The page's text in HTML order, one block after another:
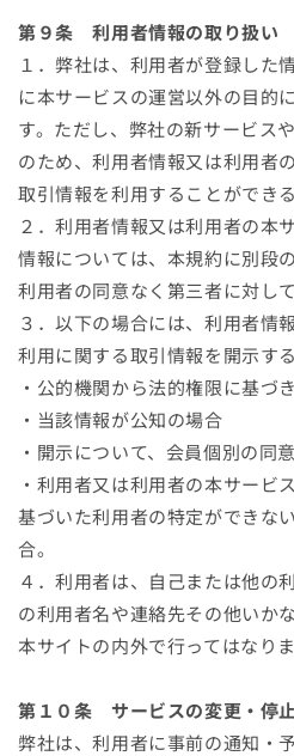
第９条 利用者情報の取り扱い
１．弊社は、利用者が登録した
に本サービスの運営以外の目的
す。ただし、弊社の新サービス
のため、利用者情報又は利用者
取引情報を利用することができ
２．利用者情報又は利用者の本
情報については、本規約に別段
利用者の同意なく第三者に対し
３．以下の場合には、利用者情
利用に関する取引情報を開示す
・公的機関から法的権限に基づ
・当該情報が公知の場合
・開示について、会員個別の同
・利用者又は利用者の本サービ
基づいた利用者の特定ができな
合。
４．利用者は、自己または他の
の利用者名や連絡先その他いか
本サイトの内外で行ってはなりま
第１０条 サービスの変更・停止
弊社は、利用者に事前の通知・